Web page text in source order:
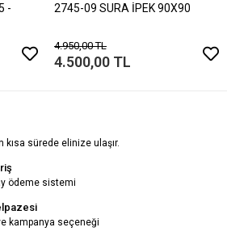
-
2745-09 SURA İPEK 90X90
4.950,00 TL
4.500,00 TL
kısa sürede elinize ulaşır.
ödeme sistemi
kampanya seçeneği